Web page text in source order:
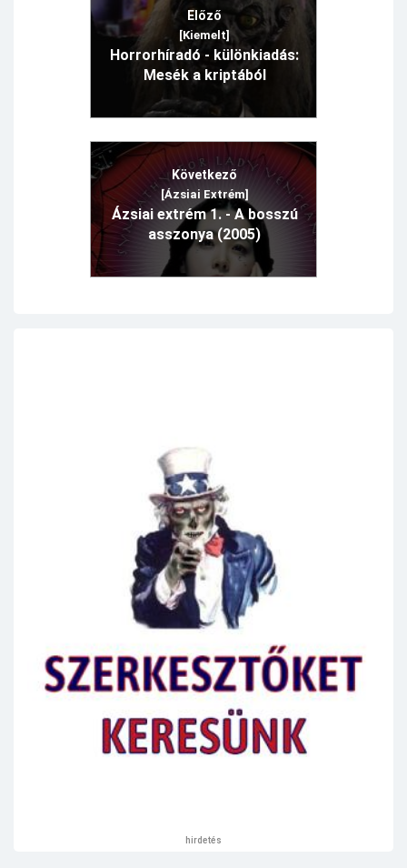
Előző
[Kiemelt]
Horrorhíradó - különkiadás:
Mesék a kriptából
Következő
[Ázsiai Extrém]
Ázsiai extrém 1. - A bosszú
asszonya (2005)
hirdetés